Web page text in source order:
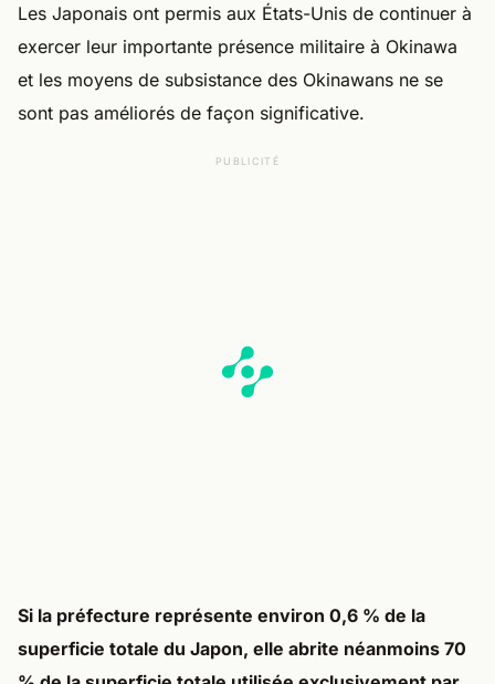
Les Japonais ont permis aux États-Unis de continuer à
exercer leur importante présence militaire à Okinawa
et les moyens de subsistance des Okinawans ne se
sont pas améliorés de façon significative.
PUBLICITÉ
Si la préfecture représente environ 0,6 % de la
superficie totale du Japon, elle abrite néanmoins 70